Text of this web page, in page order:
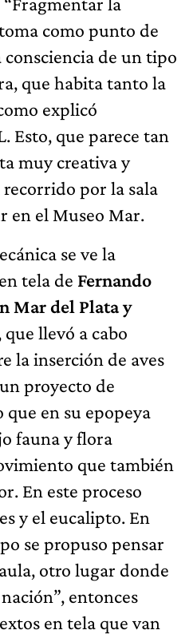
como punto de
consciencia de un tipo
que habita tanto la
explicó
Esto, que parece tan
muy creativa y
por la sala
en el Museo Mar.
se ve la
tela de Fernando
Mar del Plata y
que llevó a cabo
la inserción de aves
proyecto de
en su epopeya
fauna y flora
que también
En este proceso
y el eucalipto. En
se propuso pensar
otro lugar donde
entonces
en tela que van